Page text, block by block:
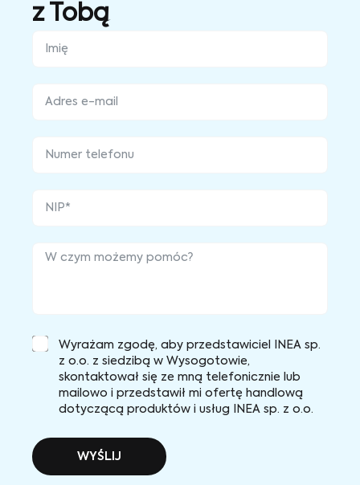
z Tobą
Wyrażam zgodę, aby przedstawiciel INEA sp.
z o.o. z siedzibą w Wysogotowie,
skontaktował się ze mną telefonicznie lub
mailowo i przedstawił mi ofertę handlową
dotyczącą produktów i usług INEA sp. z o.o.
WYŚLIJ